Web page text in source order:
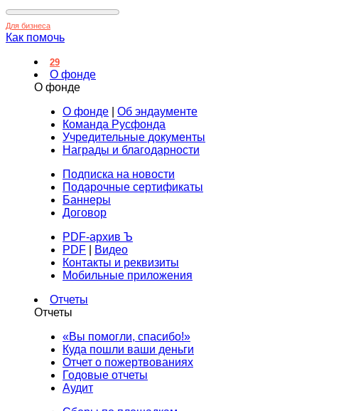
Для бизнеса
Как помочь
29
О фонде
О фонде
О фонде
Об эндаументе
Команда Русфонда
Учредительные документы
Награды и благодарности
Подписка на новости
Подарочные сертификаты
Баннеры
Договор
PDF-архив Ъ
PDF
Видео
Контакты и реквизиты
Мобильные приложения
Отчеты
Отчеты
«Вы помогли, спасибо!»
Куда пошли ваши деньги
Отчет о пожертвованиях
Годовые отчеты
Аудит